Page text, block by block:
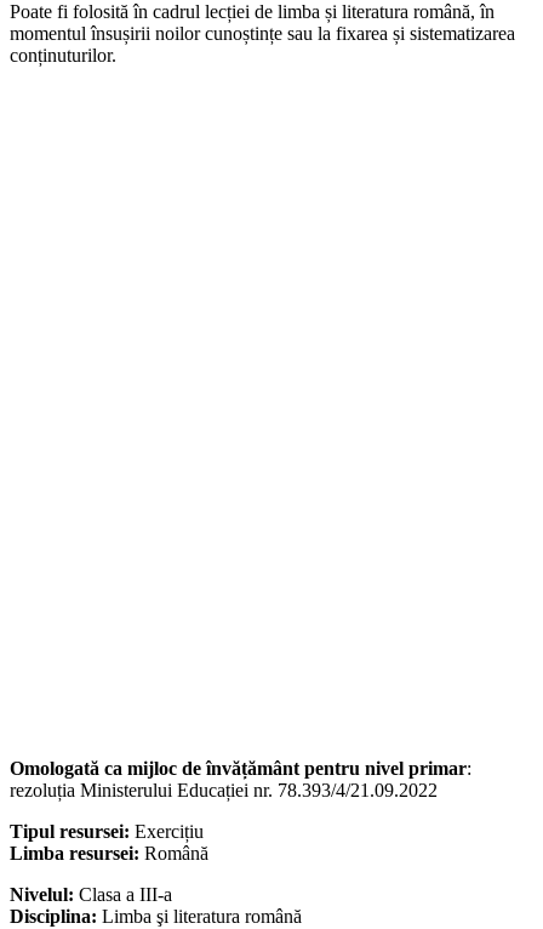
Poate fi folosită în cadrul lecției de limba și literatura română, în
momentul însușirii noilor cunoștințe sau la fixarea și sistematizarea
conținuturilor.
Omologată ca mijloc de învățământ pentru nivel primar:
rezoluția Ministerului Educației nr. 78.393/4/21.09.2022
Tipul resursei: Exercițiu
Limba resursei: Română
Nivelul: Clasa a III-a
Disciplina: Limba şi literatura română